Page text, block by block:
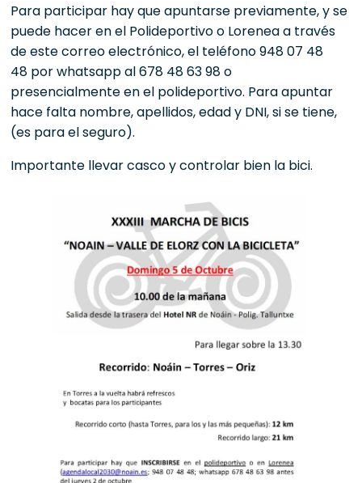
Para participar hay que apuntarse previamente, y se
puede hacer en el Polideportivo o Lorenea a través
de este correo electrónico, el teléfono 948 07 48
48 por whatsapp al 678 48 63 98 o
presencialmente en el polideportivo. Para apuntar
hace falta nombre, apellidos, edad y DNI, si se tiene,
(es para el seguro).
Importante llevar casco y controlar bien la bici.